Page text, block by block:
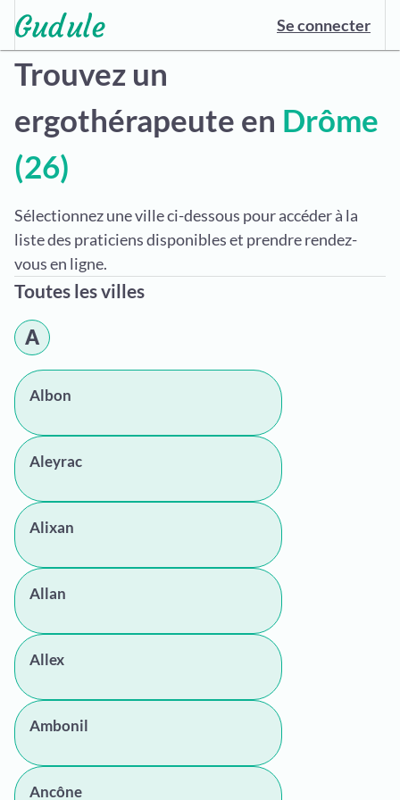
Se connecter
Trouvez un
ergothérapeute en Drôme
(26)
Sélectionnez une ville ci-dessous pour accéder à la
liste des praticiens disponibles et prendre rendez-
vous en ligne.
Toutes les villes
A
Albon
Aleyrac
Alixan
Allan
Allex
Ambonil
Ancône